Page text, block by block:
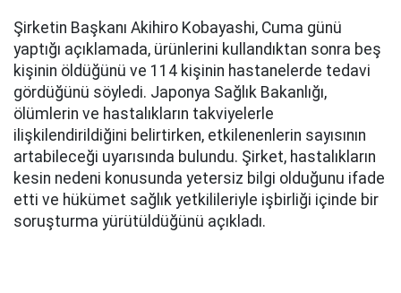
Şirketin Başkanı Akihiro Kobayashi, Cuma günü
yaptığı açıklamada, ürünlerini kullandıktan sonra beş
kişinin öldüğünü ve 114 kişinin hastanelerde tedavi
gördüğünü söyledi. Japonya Sağlık Bakanlığı,
ölümlerin ve hastalıkların takviyelerle
ilişkilendirildiğini belirtirken, etkilenenlerin sayısının
artabileceği uyarısında bulundu. Şirket, hastalıkların
kesin nedeni konusunda yetersiz bilgi olduğunu ifade
etti ve hükümet sağlık yetkilileriyle işbirliği içinde bir
soruşturma yürütüldüğünü açıkladı.